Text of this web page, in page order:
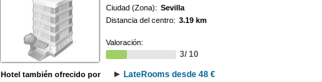
Ciudad (Zona): Sevilla
Distancia del centro: 3.19 km
Valoración:
3/ 10
Hotel también ofrecido por LateRooms desde 48 €